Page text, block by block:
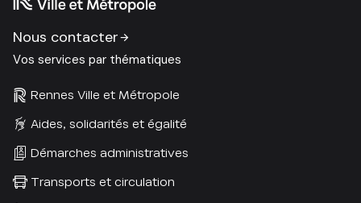
Nous contacter
Vos services par thématiques
Rennes Ville et Métropole
Aides, solidarités et égalité
Démarches administratives
Transports et circulation